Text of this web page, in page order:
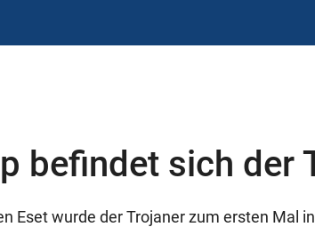
befindet sich der
Eset wurde der Trojaner zum ersten Mal